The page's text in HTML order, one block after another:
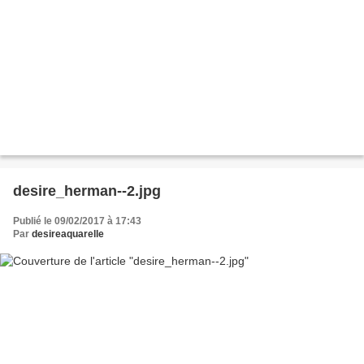
desire_herman--2.jpg
Publié le 09/02/2017 à 17:43
Par desireaquarelle